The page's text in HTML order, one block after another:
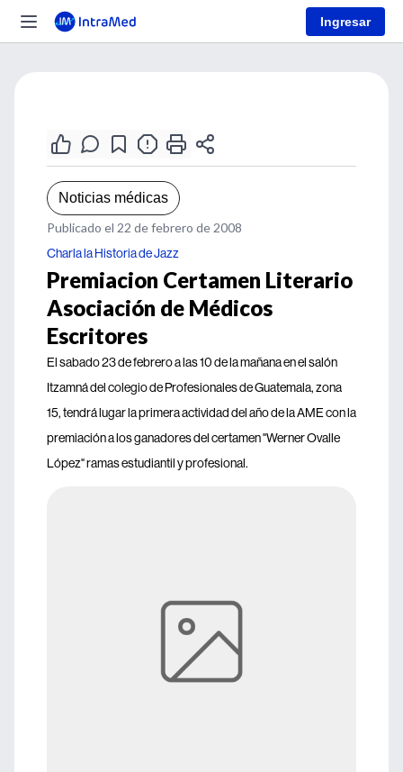
Ingresar
Noticias médicas
Publicado el 22 de febrero de 2008
Charla la Historia de Jazz
Premiacion Certamen Literario
Asociación de Médicos
Escritores
El sabado 23 de febrero a las 10 de la mañana en el salón
Itzamná del colegio de Profesionales de Guatemala, zona
15, tendrá lugar la primera actividad del año de la AME con la
premiación a los ganadores del certamen "Werner Ovalle
López" ramas estudiantil y profesional.